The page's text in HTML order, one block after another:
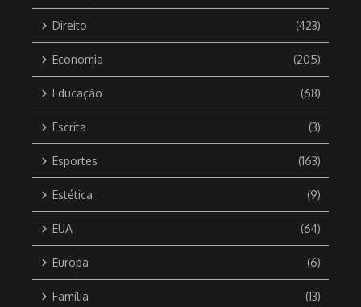
Direito (423)
Economia (205)
Educação (68)
Escrita (3)
Esportes (163)
Estética (9)
EUA (64)
Europa (6)
Família (13)